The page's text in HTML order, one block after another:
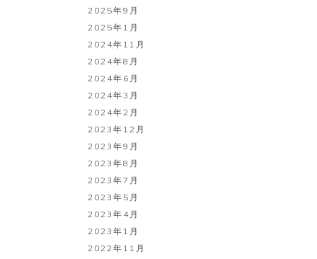
2025年9月
2025年1月
2024年11月
2024年8月
2024年6月
2024年3月
2024年2月
2023年12月
2023年9月
2023年8月
2023年7月
2023年5月
2023年4月
2023年1月
2022年11月